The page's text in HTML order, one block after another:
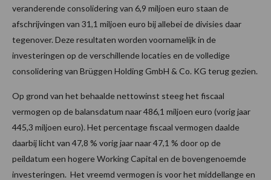
veranderende consolidering van 6,9 miljoen euro staan de
afschrijvingen van 31,1 miljoen euro bij allebei de divisies daar
tegenover. Deze resultaten worden voornamelijk in de
investeringen op de verschillende locaties en de volledige
consolidering van Brüggen Holding GmbH & Co. KG terug gezien.
Op grond van het behaalde nettowinst steeg het fiscaal
vermogen op de balansdatum naar 486,1 miljoen euro (vorig jaar
445,3 miljoen euro). Het percentage fiscaal vermogen daalde
daarbij licht van 47,8 % vorig jaar naar 47,1 % door op de
peildatum een hogere Working Capital en de bovengenoemde
investeringen. Het vreemd vermogen is voor het middellange en